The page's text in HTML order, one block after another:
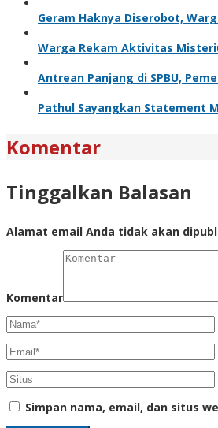
Geram Haknya Diserobot,
Warga Rekam Aktivitas
Antrean Panjang di SPBU,
Pathul Sayangkan Statement
Komentar
Tinggalkan Balasan
Alamat email Anda tidak akan
Komentar
Simpan nama, email, dan situs